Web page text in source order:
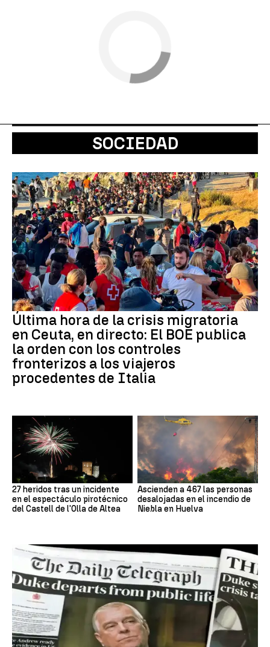
SOCIEDAD
Última hora de la crisis migratoria
en Ceuta, en directo: El BOE publica
la orden con los controles
fronterizos a los viajeros
procedentes de Italia
27 heridos tras un incidente
en el espectáculo pirotécnico
del Castell de l'Olla de Altea
Ascienden a 467 las personas
desalojadas en el incendio de
Niebla en Huelva